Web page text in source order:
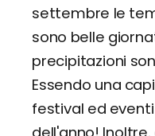
settembre le
sono belle
precipitazioni
Essendo una
festival ed